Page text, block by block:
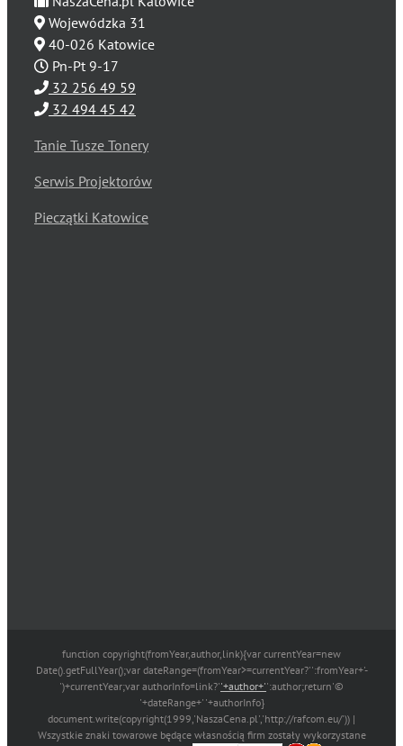
Wojewódzka 31
40-026 Katowice
Pn-Pt 9-17
32 256 49 59
32 494 45 42
Tanie Tusze Tonery
Serwis Projektorów
Pieczątki Katowice
function copyright(fromYear,author,link){var currentYear=new
Date().getFullYear();var dateRange=(fromYear>=currentYear?'':fromYear+'-
')+currentYear;var authorInfo=link?''+author+'':author;return'©
'+dateRange+' '+authorInfo}
document.write(copyright(1999,'NaszaCena.pl','http://rafcom.eu/')) |
Wszystkie znaki towarowe będące własnością firm zostały wykorzystane